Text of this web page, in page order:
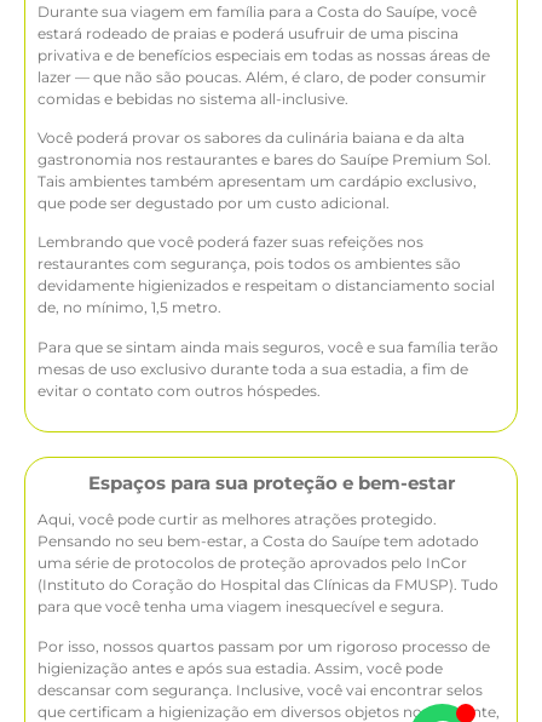
Durante sua viagem em família para a Costa do Sauípe, você
estará rodeado de praias e poderá usufruir de uma piscina
privativa e de benefícios especiais em todas as nossas áreas de
lazer — que não são poucas. Além, é claro, de poder consumir
comidas e bebidas no sistema all-inclusive.
Você poderá provar os sabores da culinária baiana e da alta
gastronomia nos restaurantes e bares do Sauípe Premium Sol.
Tais ambientes também apresentam um cardápio exclusivo,
que pode ser degustado por um custo adicional.
Lembrando que você poderá fazer suas refeições nos
restaurantes com segurança, pois todos os ambientes são
devidamente higienizados e respeitam o distanciamento social
de, no mínimo, 1,5 metro.
Para que se sintam ainda mais seguros, você e sua família terão
mesas de uso exclusivo durante toda a sua estadia, a fim de
evitar o contato com outros hóspedes.
Espaços para sua proteção e bem-estar
Aqui, você pode curtir as melhores atrações protegido.
Pensando no seu bem-estar, a Costa do Sauípe tem adotado
uma série de protocolos de proteção aprovados pelo InCor
(Instituto do Coração do Hospital das Clínicas da FMUSP). Tudo
para que você tenha uma viagem inesquecível e segura.
Por isso, nossos quartos passam por um rigoroso processo de
higienização antes e após sua estadia. Assim, você pode
descansar com segurança. Inclusive, você vai encontrar selos
que certificam a higienização em diversos objetos no ambiente,